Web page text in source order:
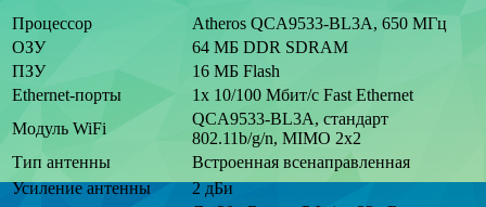
Процессор
Atheros QCA9533-BL3A, 650 МГц
ОЗУ
64 MБ DDR SDRAM
ПЗУ
16 МБ Flash
Ethernet-порты
1х 10/100 Мбит/с Fast Ethernet
Модуль WiFi
QCA9533-BL3A, стандарт
802.11b/g/n, MIMO 2x2
Тип антенны
Встроенная всенаправленная
Усиление антенны
2 дБи